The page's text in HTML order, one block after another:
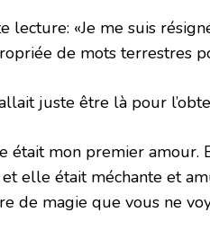
lecture: «Je me suis
de mots terrestres
juste être là pour
était mon premier amour.
elle était méchante et
de magie que vous ne